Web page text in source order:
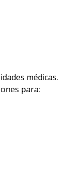
médicas.
para: